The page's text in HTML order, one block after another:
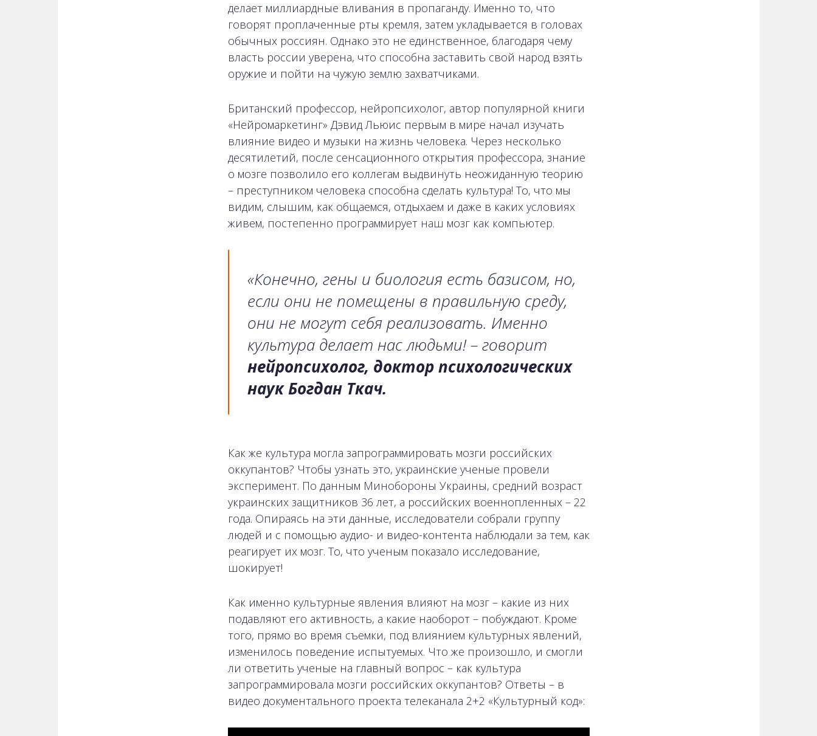
делает миллиардные вливания в пропаганду. Именно то, что
говорят проплаченные рты кремля, затем укладывается в головах
обычных россиян. Однако это не единственное, благодаря чему
власть россии уверена, что способна заставить свой народ взять
оружие и пойти на чужую землю захватчиками.
Британский профессор, нейропсихолог, автор популярной книги
«Нейромаркетинг» Дэвид Льюис первым в мире начал изучать
влияние видео и музыки на жизнь человека. Через несколько
десятилетий, после сенсационного открытия профессора, знание
о мозге позволило его коллегам выдвинуть неожиданную теорию
– преступником человека способна сделать культура! То, что мы
видим, слышим, как общаемся, отдыхаем и даже в каких условиях
живем, постепенно программирует наш мозг как компьютер.
«Конечно, гены и биология есть базисом, но,
если они не помещены в правильную среду,
они не могут себя реализовать. Именно
культура делает нас людьми! – говорит
нейропсихолог, доктор психологических
наук Богдан Ткач.
Как же культура могла запрограммировать мозги российских
оккупантов? Чтобы узнать это, украинские ученые провели
эксперимент. По данным Минобороны Украины, средний возраст
украинских защитников 36 лет, а российских военнопленных – 22
года. Опираясь на эти данные, исследователи собрали группу
людей и с помощью аудио- и видео-контента наблюдали за тем, как
реагирует их мозг. То, что ученым показало исследование,
шокирует!
Как именно культурные явления влияют на мозг – какие из них
подавляют его активность, а какие наоборот – побуждают. Кроме
того, прямо во время съемки, под влиянием культурных явлений,
изменилось поведение испытуемых. Что же произошло, и смогли
ли ответить ученые на главный вопрос – как культура
запрограммировала мозги российских оккупантов? Ответы – в
видео документального проекта телеканала 2+2 «Культурный код»: